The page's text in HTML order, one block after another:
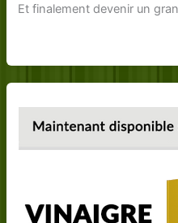
Et finalement devenir un